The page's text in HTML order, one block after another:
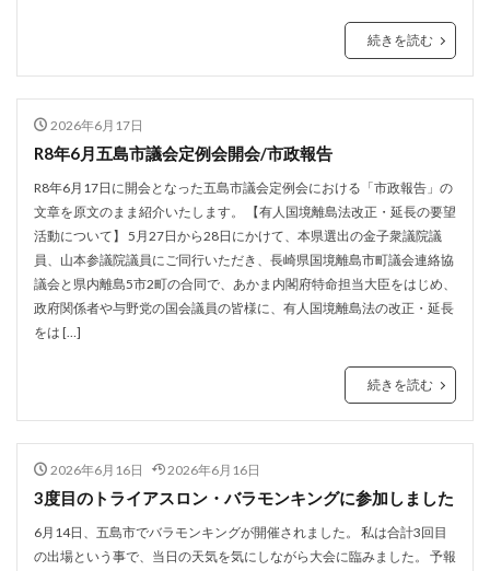
続きを読む
2026年6月17日
R8年6月五島市議会定例会開会/市政報告
R8年6月17日に開会となった五島市議会定例会における「市政報告」の
文章を原文のまま紹介いたします。 【有人国境離島法改正・延長の要望
活動について】 5月27日から28日にかけて、本県選出の金子衆議院議
員、山本参議院議員にご同行いただき、長崎県国境離島市町議会連絡協
議会と県内離島5市2町の合同で、あかま内閣府特命担当大臣をはじめ、
政府関係者や与野党の国会議員の皆様に、有人国境離島法の改正・延長
をは […]
続きを読む
2026年6月16日 2026年6月16日
3度目のトライアスロン・バラモンキングに参加しました
6月14日、五島市でバラモンキングが開催されました。 私は合計3回目
の出場という事で、当日の天気を気にしながら大会に臨みました。 予報